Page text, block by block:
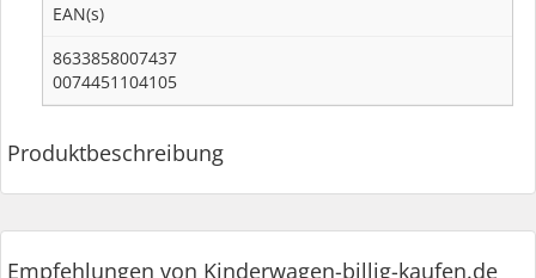
EAN(s)
8633858007437
0074451104105
Produktbeschreibung
Empfehlungen von Kinderwagen-billig-kaufen.de